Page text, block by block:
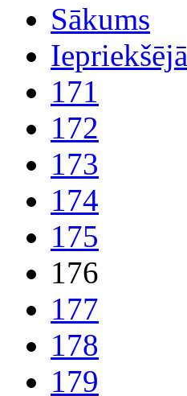
Sākums
Iepriekšējā
171
172
173
174
175
176
177
178
179